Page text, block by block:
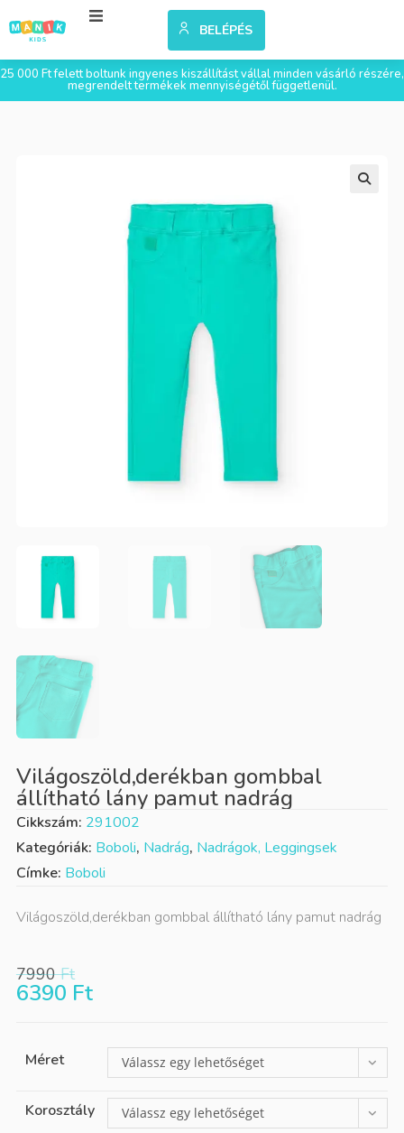
BELÉPÉS
25 000 Ft felett boltunk ingyenes kiszállítást vállal minden vásárló részére,
megrendelt termékek mennyiségétől függetlenül.
Világoszöld,derékban gombbal
állítható lány pamut nadrág
Cikkszám: 291002
Kategóriák: Boboli, Nadrág, Nadrágok, Leggingsek
Címke: Boboli
Világoszöld,derékban gombbal állítható lány pamut nadrág
7990Ft
6390 Ft
Méret Válassz egy lehetőséget
Korosztály Válassz egy lehetőséget